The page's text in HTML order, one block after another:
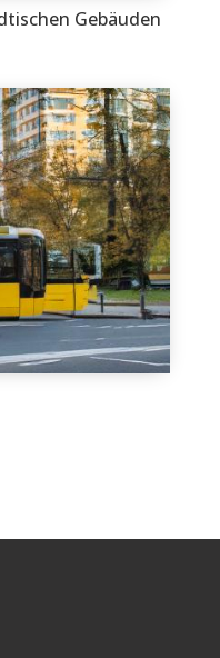
Gebäuden